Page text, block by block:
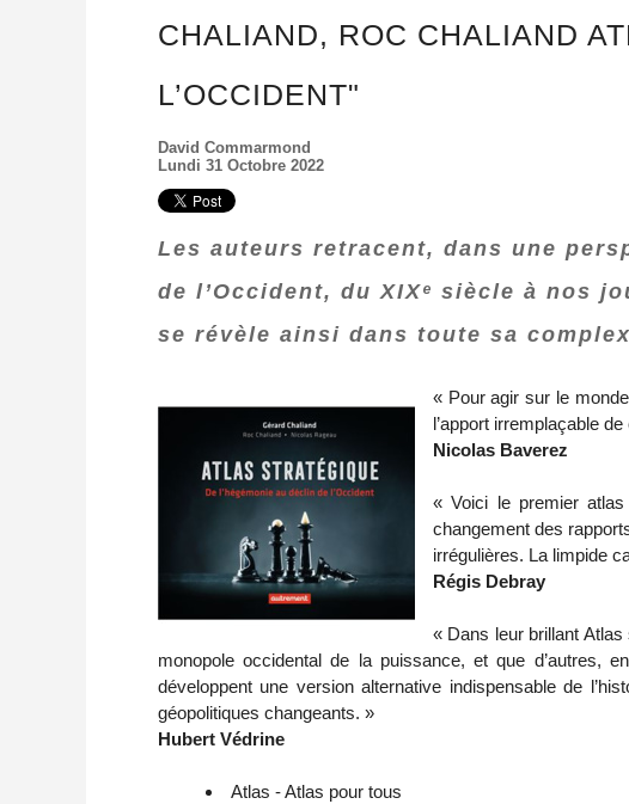
CHALIAND, ROC CHALIAND
L’OCCIDENT"
David Commarmond
Lundi 31 Octobre 2022
Les auteurs retracent, dans une
de l’Occident, du XIXᵉ siècle à nos
se révèle ainsi dans toute sa
« Pour agir sur le
l’apport irremplaçable
Nicolas Baverez
« Voici le premier
changement des
irrégulières. La limpide
Régis Debray
« Dans leur brillant
monopole occidental de la puissance, et que d’autres,
développent une version alternative indispensable de
géopolitiques changeants. »
Hubert Védrine
Atlas - Atlas pour tous